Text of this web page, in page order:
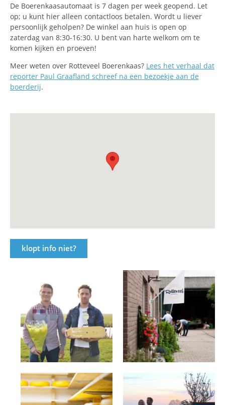
De Boerenkaasautomaat is 7 dagen per week geopend. Let
op; u kunt hier alleen contactloos betalen. Wordt u liever
persoonlijk geholpen? De winkel aan huis is open op
zaterdag van 8:30-16:30. U bent van harte welkom om te
komen kijken en proeven!
Meer weten over Rotteveel Boerenkaas? Lees het verhaal dat
reporter Paul Graafland schreef na een bezoekje aan de
boerderij.
klopt info niet?